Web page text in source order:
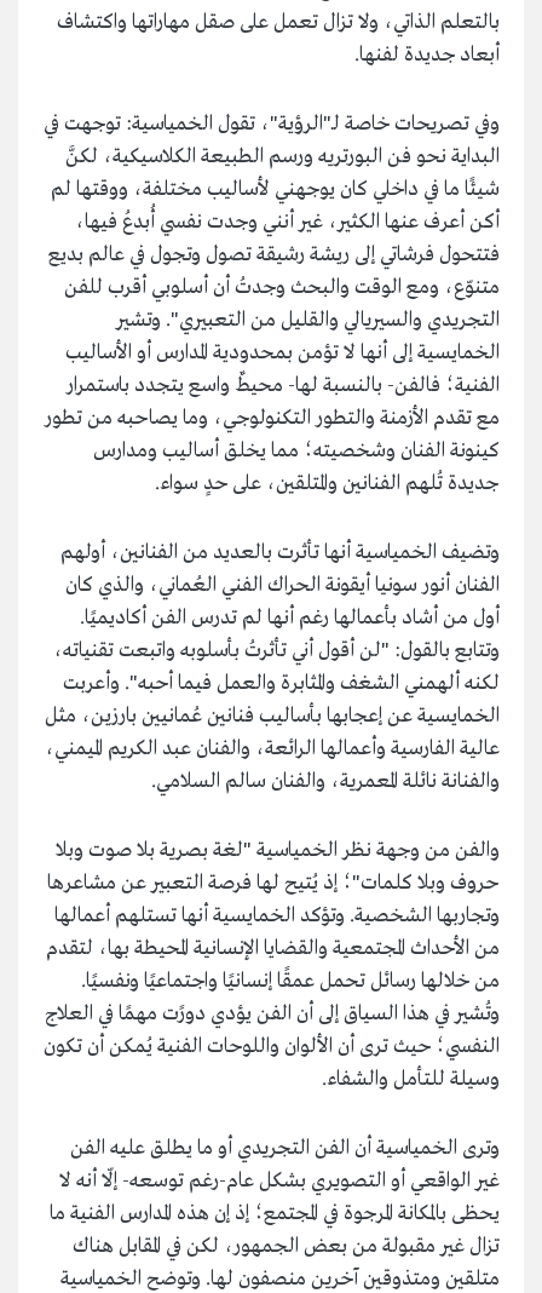
بالتعلم الذاتي، ولا تزال تعمل على صقل مهاراتها واكتشاف
أبعاد جديدة لفنها.
وفي تصريحات خاصة لـ"الرؤية"، تقول الخمياسية: توجهت في
البداية نحو فن البورتريه ورسم الطبيعة الكلاسيكية، لكنَّ
شيئًا ما في داخلي كان يوجهني لأساليب مختلفة، ووقتها لم
أكن أعرف عنها الكثير، غير أنني وجدت نفسي أُبدعُ فيها،
فتتحول فرشاتي إلى ريشة رشيقة تصول وتجول في عالم بديع
متنوّع، ومع الوقت والبحث وجدتُ أن أسلوبي أقرب للفن
التجريدي والسيريالي والقليل من التعبيري". وتشير
الخمايسية إلى أنها لا تؤمن بمحدودية المدارس أو الأساليب
الفنية؛ فالفن- بالنسبة لها- محيطٌ واسع يتجدد باستمرار
مع تقدم الأزمنة والتطور التكنولوجي، وما يصاحبه من تطور
كينونة الفنان وشخصيته؛ مما يخلق أساليب ومدارس
جديدة تُلهم الفنانين والمتلقين، على حدٍ سواء.
وتضيف الخمياسية أنها تأثرت بالعديد من الفنانين، أولهم
الفنان أنور سونيا أيقونة الحراك الفني العُماني، والذي كان
أول من أشاد بأعمالها رغم أنها لم تدرس الفن أكاديميًا.
وتتابع بالقول: "لن أقول أني تأثرتُ بأسلوبه واتبعت تقنياته،
لكنه ألهمني الشغف والمثابرة والعمل فيما أحبه". وأعربت
الخمايسية عن إعجابها بأساليب فنانين عُمانيين بارزين، مثل
عالية الفارسية وأعمالها الرائعة، والفنان عبد الكريم الميمني،
والفنانة نائلة المعمرية، والفنان سالم السلامي.
والفن من وجهة نظر الخمياسية "لغة بصرية بلا صوت وبلا
حروف وبلا كلمات"؛ إذ يُتيح لها فرصة التعبير عن مشاعرها
وتجاربها الشخصية. وتؤكد الخمايسية أنها تستلهم أعمالها
من الأحداث المجتمعية والقضايا الإنسانية المحيطة بها، لتقدم
من خلالها رسائل تحمل عمقًا إنسانيًا واجتماعيًا ونفسيًا.
وتُشير في هذا السياق إلى أن الفن يؤدي دورًت مهمًا في العلاج
النفسي؛ حيث ترى أن الألوان واللوحات الفنية يُمكن أن تكون
وسيلة للتأمل والشفاء.
وترى الخمياسية أن الفن التجريدي أو ما يطلق عليه الفن
غير الواقعي أو التصويري بشكل عام-رغم توسعه- إلّا أنه لا
يحظى بالمكانة المرجوة في المجتمع؛ إذ إن هذه المدارس الفنية ما
تزال غير مقبولة من بعض الجمهور، لكن في المقابل هناك
متلقين ومتذوقين آخرين منصفون لها. وتوضح الخمياسية